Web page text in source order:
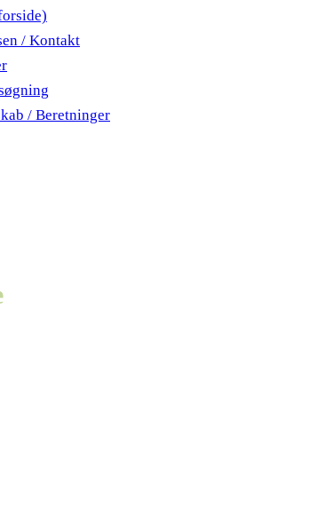
/ Kontakt
/ Beretninger